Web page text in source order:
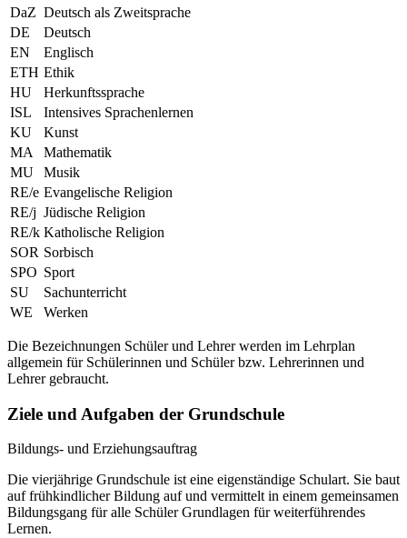
DaZ Deutsch als Zweitsprache
DE
Deutsch
EN
Englisch
ETH Ethik
HU
Herkunftssprache
ISL
Intensives Sprachenlernen
KU
Kunst
MA
Mathematik
MU
Musik
RE/e Evangelische Religion
RE/j Jüdische Religion
RE/k Katholische Religion
SOR Sorbisch
SPO Sport
SU
Sachunterricht
WE
Werken
Die Bezeichnungen Schüler und Lehrer werden im Lehrplan
allgemein für Schülerinnen und Schüler bzw. Lehrerinnen und
Lehrer gebraucht.
Ziele und Aufgaben der Grundschule
Bildungs- und Erziehungsauftrag
Die vierjährige Grundschule ist eine eigenständige Schulart. Sie baut
auf frühkindlicher Bildung auf und vermittelt in einem gemeinsamen
Bildungsgang für alle Schüler Grundlagen für weiterführendes
Lernen.